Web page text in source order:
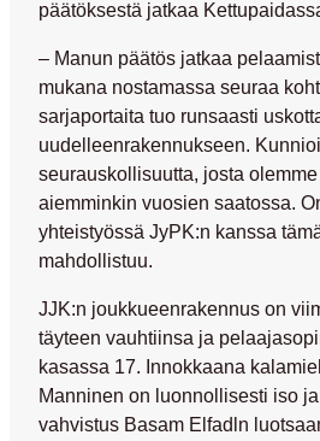
päätöksestä jatkaa
– Manun päätös jatkaa
mukana nostamassa seuraa
sarjaportaita tuo runsaasti
uudelleenrakennukseen.
seurauskollisuutta, josta
aiemminkin vuosien saatossa.
yhteistyössä JyPK:n kanssa
mahdollistuu.
JJK:n joukkueenrakennus on
täyteen vauhtiinsa ja
kasassa 17. Innokkaana
Manninen on luonnollisesti iso
vahvistus Basam Elfadln